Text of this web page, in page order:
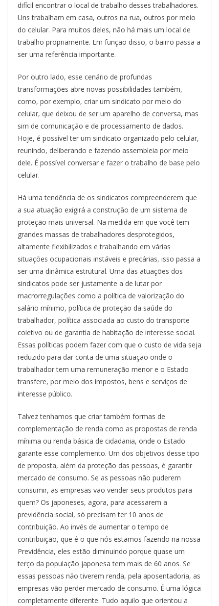
difícil encontrar o local de trabalho desses trabalhadores.
Uns trabalham em casa, outros na rua, outros por meio
do celular. Para muitos deles, não há mais um local de
trabalho propriamente. Em função disso, o bairro passa a
ser uma referência importante.
Por outro lado, esse cenário de profundas
transformações abre novas possibilidades também,
como, por exemplo, criar um sindicato por meio do
celular, que deixou de ser um aparelho de conversa, mas
sim de comunicação e de processamento de dados.
Hoje, é possível ter um sindicato organizado pelo celular,
reunindo, deliberando e fazendo assembleia por meio
dele. É possível conversar e fazer o trabalho de base pelo
celular.
Há uma tendência de os sindicatos compreenderem que
a sua atuação exigirá a construção de um sistema de
proteção mais universal. Na medida em que você tem
grandes massas de trabalhadores desprotegidos,
altamente flexibilizados e trabalhando em várias
situações ocupacionais instáveis e precárias, isso passa a
ser uma dinâmica estrutural. Uma das atuações dos
sindicatos pode ser justamente a de lutar por
macrorregulações como a política de valorização do
salário mínimo, política de proteção da saúde do
trabalhador, política associada ao custo do transporte
coletivo ou de garantia de habitação de interesse social.
Essas políticas podem fazer com que o custo de vida seja
reduzido para dar conta de uma situação onde o
trabalhador tem uma remuneração menor e o Estado
transfere, por meio dos impostos, bens e serviços de
interesse público.
Talvez tenhamos que criar também formas de
complementação de renda como as propostas de renda
mínima ou renda básica de cidadania, onde o Estado
garante esse complemento. Um dos objetivos desse tipo
de proposta, além da proteção das pessoas, é garantir
mercado de consumo. Se as pessoas não puderem
consumir, as empresas vão vender seus produtos para
quem? Os japoneses, agora, para acessarem a
previdência social, só precisam ter 10 anos de
contribuição. Ao invés de aumentar o tempo de
contribuição, que é o que nós estamos fazendo na nossa
Previdência, eles estão diminuindo porque quase um
terço da população japonesa tem mais de 60 anos. Se
essas pessoas não tiverem renda, pela aposentadoria, as
empresas vão perder mercado de consumo. É uma lógica
completamente diferente. Tudo aquilo que orientou a